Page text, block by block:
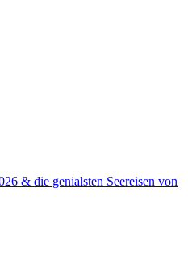
& die genialsten Seereisen von